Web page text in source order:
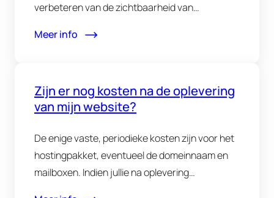
verbeteren van de zichtbaarheid van…
Meer info
Zijn er nog kosten na de oplevering
van mijn website?
De enige vaste, periodieke kosten zijn voor het
hostingpakket, eventueel de domeinnaam en
mailboxen. Indien jullie na oplevering…